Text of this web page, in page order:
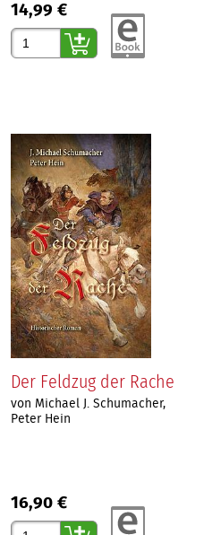
14,99 €
Gewünschte Anzahl
Der Feldzug der Rache
von Michael J. Schumacher,
Peter Hein
16,90 €
Gewünschte Anzahl